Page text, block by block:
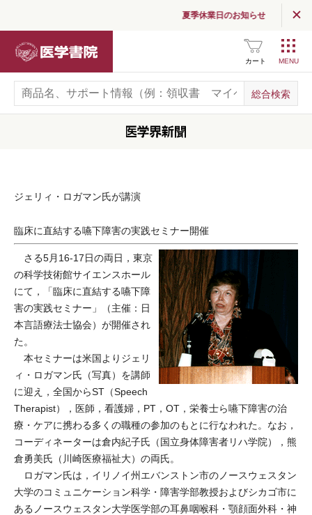
夏季休業日のお知らせ
カート
ジェリィ・ロガマン氏が講演
臨床に直結する嚥下障害の実践セミナー開催
さる5月16-17日の両日，東京
の科学技術館サイエンスホール
にて，「臨床に直結する嚥下障
害の実践セミナー」（主催：日
本言語療法士協会）が開催され
た。
本セミナーは米国よりジェリ
ィ・ロガマン氏（写真）を講師
に迎え，全国からST（Speech
Therapist），医師，看護婦，PT，OT，栄養士ら嚥下障害の治
療・ケアに携わる多くの職種の参加のもとに行なわれた。なお，
コーディネーターは倉内紀子氏（国立身体障害者リハ学院），熊
倉勇美氏（川崎医療福祉大）の両氏。
ロガマン氏は，イリノイ州エバンストン市のノースウェスタン
大学のコミュニケーション科学・障害学部教授およびシカゴ市に
あるノースウェスタン大学医学部の耳鼻咽喉科・顎顔面外科・神